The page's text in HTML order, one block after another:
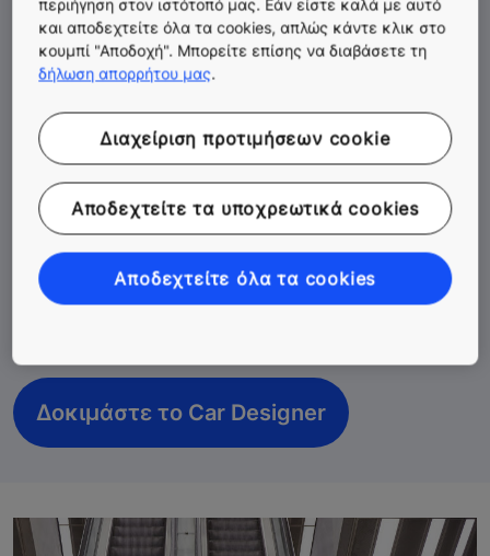
ΣΧΕΔΙΑΣΜΟΣ ΘΑΛΑΜΟΥ ΑΝΕΛΚΥΣΤΗΡΑ
Εξερευνήστε online διαφορετικούς
εσωτερικούς θαλάμους
ανελκυστήρων
Εξερευνήστε απεριόριστα σχέδια και επιλογές
προσαρμογής για ένα εσωτερικό θαλάμου
ανελκυστήρα που προσθέτει αξία στο κτίριό σας με τη
δημιουργία μιας μοναδικής εμφάνισης και αίσθησης
Δοκιμάστε το Car Designer
περιήγηση στον ιστότοπό μας. Εάν είστε καλά με αυτό
και αποδεχτείτε όλα τα cookies, απλώς κάντε κλικ στο
κουμπί "Αποδοχή". Μπορείτε επίσης να διαβάσετε τη
δήλωση απορρήτου μας.
Διαχείριση προτιμήσεων cookie
Αποδεχτείτε τα υποχρεωτικά cookies
Αποδεχτείτε όλα τα cookies